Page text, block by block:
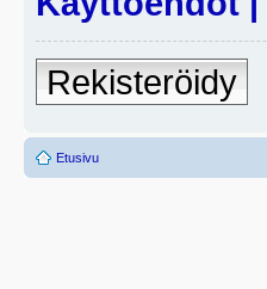
Rekisteröidy
Etusivu